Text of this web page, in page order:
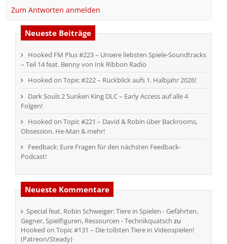
Zum Antworten anmelden
Neueste Beiträge
Hooked FM Plus #223 – Unsere liebsten Spiele-Soundtracks
– Teil 14 feat. Benny von Ink Ribbon Radio
Hooked on Topic #222 – Rückblick aufs 1. Halbjahr 2026!
Dark Souls 2 Sunken King DLC – Early Access auf alle 4
Folgen!
Hooked on Topic #221 – David & Robin über Backrooms,
Obsession, He-Man & mehr!
Feedback: Eure Fragen für den nächsten Feedback-
Podcast!
Neueste Kommentare
Special feat. Robin Schweiger: Tiere in Spielen - Gefährten,
Gegner, Spielfiguren, Ressourcen - Technikquatsch zu
Hooked on Topic #131 – Die tollsten Tiere in Videospielen!
(Patreon/Steady)